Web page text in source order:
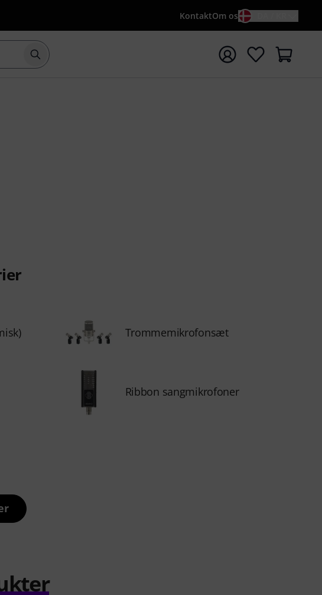
KontaktOm os
Start søgning med søgeord {searchTerm}
Trommemikrofonsæt
Ribbon sangmikrofoner